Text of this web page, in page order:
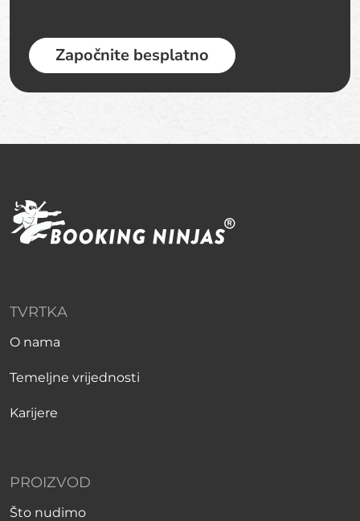
Započnite besplatno
TVRTKA
O nama
Temeljne vrijednosti
Karijere
PROIZVOD
Što nudimo